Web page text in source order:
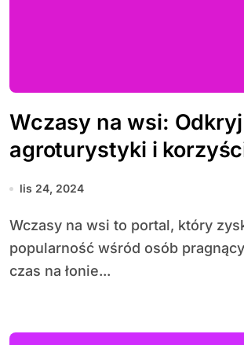
Wczasy na wsi:
agroturystyki i
wypoczynku na łonie
lis 24, 2024
Wczasy na wsi to portal, który zyskał
popularność wśród osób
czas na łonie...